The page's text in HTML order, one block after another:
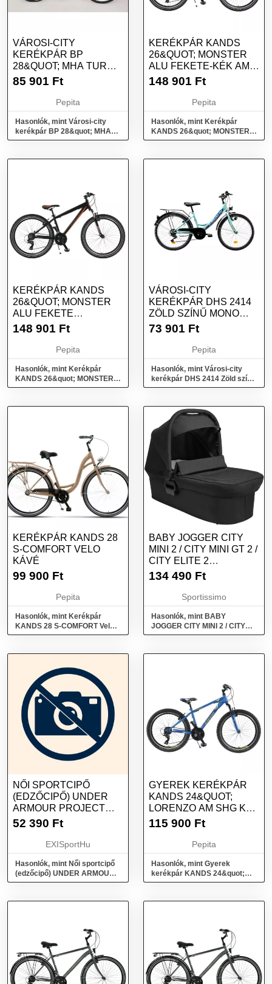
VÁROSI-CITY
KERÉKPÁR BP
28&QUOT; MHA TURUL
B TIP. GR. KRÉM SZÍNŰ
85 901 Ft
Pepita
Hasonlók, mint Városi-city
kerékpár BP 28&quot; MHA
Turul B Tip. GR. Krém színű
KERÉKPÁR KANDS
26&QUOT; MONSTER
ALU FEKETE-KÉK AM
VB SHS 15&QUOT;
148 901 Ft
Pepita
Hasonlók, mint Kerékpár
KANDS 26&quot; MONSTER
ALU FEKETE-KÉK AM VB
KERÉKPÁR KANDS
26&QUOT; MONSTER
ALU FEKETE
NARANCS AM VB SHS
148 901 Ft
Pepita
Hasonlók, mint Kerékpár
KANDS 26&quot; MONSTER
ALU FEKETE NARANCS AM
VÁROSI-CITY
KERÉKPÁR DHS 2414
ZÖLD SZÍNŰ MONO
6SEB.
73 901 Ft
Pepita
Hasonlók, mint Városi-city
kerékpár DHS 2414 Zöld színű
MONO 6SEB.
KERÉKPÁR KANDS 28
S-COMFORT VELO
KÁVÉ
99 900 Ft
Pepita
Hasonlók, mint Kerékpár
KANDS 28 S-COMFORT Velo
Kávé
BABY JOGGER CITY
MINI 2 / CITY MINI GT 2 /
CITY ELITE 2
MÓZESKOSÁR,
134 490 Ft
Sportissimo
Hasonlók, mint BABY
JOGGER CITY MINI 2 / CITY
MINI GT 2 / CITY ELITE 2
NŐI SPORTCIPŐ
(EDZŐCIPŐ) UNDER
ARMOUR PROJECT
ROCK UA W PROJECT
CITY KHAKI CITY
52 390 Ft
EXISportHu
Hasonlók, mint Női sportcipő
(edzőcipő) UNDER ARMOUR
PROJECT ROCK UA W
khaki city khaki
GYEREK KERÉKPÁR
KANDS 24&QUOT;
LORENZO AM SHG KV
TX MTB KÉK SZÍNŰ
115 900 Ft
Pepita
Hasonlók, mint Gyerek
kerékpár KANDS 24&quot;
LORENZO AM SHG KV TX